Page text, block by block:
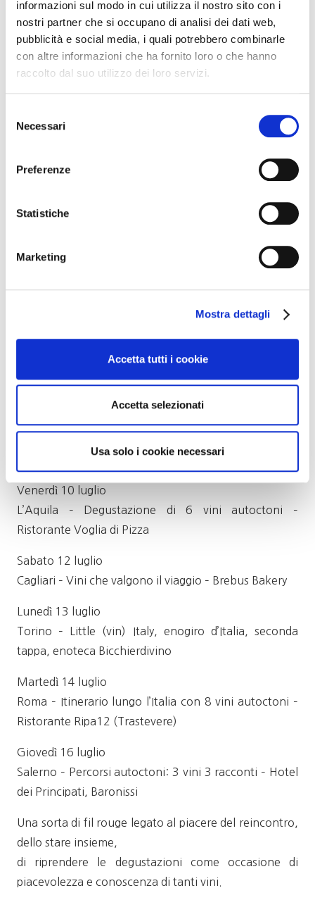
informazioni sul modo in cui utilizza il nostro sito con i
nostri partner che si occupano di analisi dei dati web,
pubblicità e social media, i quali potrebbero combinarle
con altre informazioni che ha fornito loro o che hanno
raccolto dal suo utilizzo dei loro servizi.
delNecessari
Preferenze
Statistiche
Marketing
Mostra dettagli
Accetta tutti i cookie
Accetta selezionati
Usa solo i cookie necessari
Alba(Treiso)- La Ciau del Tornavento e i volti del
nebbiolo – Rist. La Ciau del Tornavento
Venerdì 3 luglio
Savona – Degustazione di 5 vini autoctoni – sms
Sabato 4 luglio
Buonamico e la doc Montecarlo
Mugello – Go Wine in cantina: la Fattoria Santo
Bologna – Itinerario lungo l’Italia con 8 vini autoctoni
Mercoledì 8 luglio: 3 appuntamenti!
Como – Degustazione di 6 vini autoctoni – Vittoria
Cafe&Bistrot
Milano – Itinerario lungo l’Italia con 8 vini autoctoni–
Ristorante I Du Matt, Parma
Venerdì 10 luglio
L’Aquila – Degustazione di 6 vini autoctoni –
Ristorante Voglia di Pizza
Sabato 12 luglio
Cagliari – Vini che valgono il viaggio – Brebus Bakery
Lunedì 13 luglio
Torino – Little (vin) Italy, enogiro d’Italia, seconda
tappa, enoteca Bicchierdivino
Martedì 14 luglio
Roma – Itinerario lungo l’Italia con 8 vini autoctoni –
Ristorante Ripa12 (Trastevere)
Giovedì 16 luglio
Salerno – Percorsi autoctoni: 3 vini 3 racconti – Hotel
dei Principati, Baronissi
Una sorta di fil rouge legato al piacere del reincontro,
dello stare insieme,
di riprendere le degustazioni come occasione di
piacevolezza e conoscenza di tanti vini.